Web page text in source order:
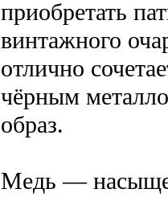
приобретать
винтажного
отлично
чёрным
образ.
Медь —